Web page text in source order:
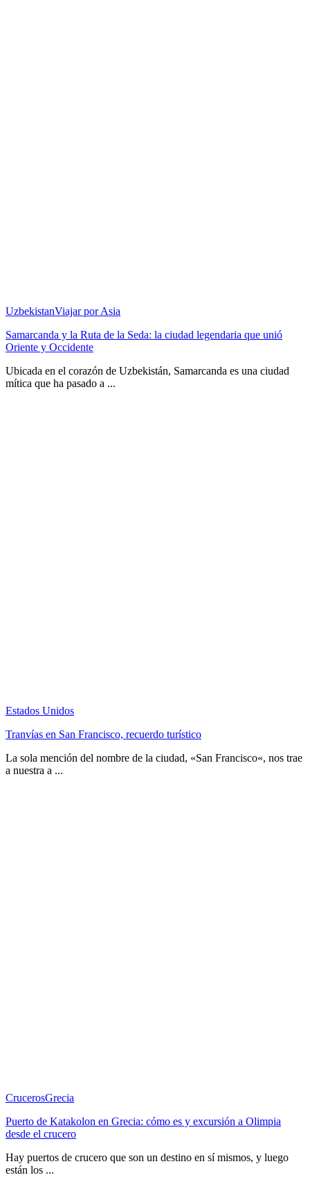
UzbekistanViajar por Asia
Samarcanda y la Ruta de la Seda: la ciudad legendaria que unió
Oriente y Occidente
Ubicada en el corazón de Uzbekistán, Samarcanda es una ciudad
mítica que ha pasado a ...
Estados Unidos
Tranvías en San Francisco, recuerdo turístico
La sola mención del nombre de la ciudad, «San Francisco«, nos trae
a nuestra a ...
CrucerosGrecia
Puerto de Katakolon en Grecia: cómo es y excursión a Olimpia
desde el crucero
Hay puertos de crucero que son un destino en sí mismos, y luego
están los ...